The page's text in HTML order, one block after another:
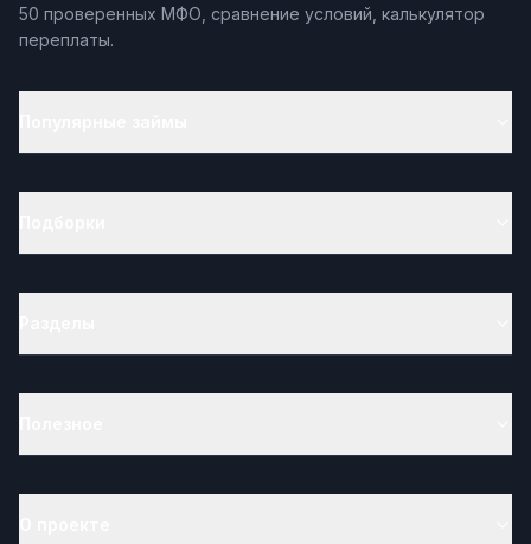
50 проверенных МФО, сравнение условий, калькулятор
переплаты.